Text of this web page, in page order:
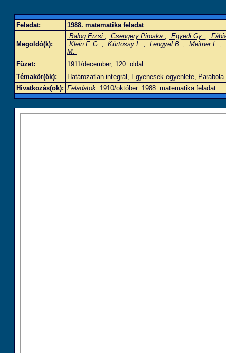
Feladat: 1988. matematika feladat
Megoldó(k):
Balog Erzsi , Csengery Piroska , Egyedi Gy. ,
Klein F. G. , Kürtössy L. , Lengyel B. , Meitner L. ,
M.
Füzet:
1911/december, 120. oldal
Témakör(ök):
Határozatlan integrál , Egyenesek egyenlete,
Hivatkozás(ok): Feladatok: 1910/október: 1988. matematika feladat